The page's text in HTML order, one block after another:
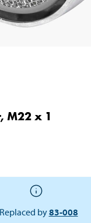
M22 x 1
Replaced by83-008